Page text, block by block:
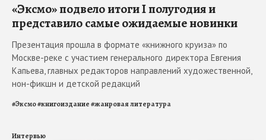
«Эксмо» подвело итоги I полугодия и
представило самые ожидаемые новинки
Презентация прошла в формате «книжного круиза» по
Москве-реке с участием генерального директора Евгения
Капьева, главных редакторов направлений художественной,
нон-фикшн и детской редакций
#Эксмо#книгоиздание#жанровая литература
Интервью